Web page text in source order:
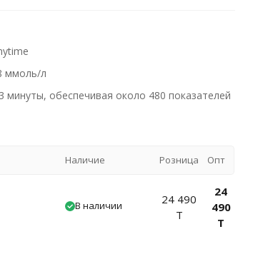
ммоль/л
минуты, обеспечивая около 480 показателей
Наличие Розница Опт
В наличии
24 490
T
24
490
T